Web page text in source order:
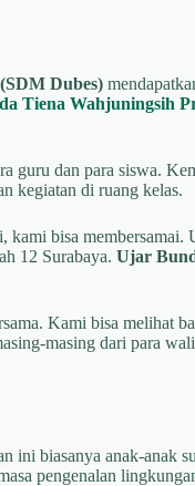
(SDM Dubes)
Tiena Wahjuningsih
guru dan para siswa.
kegiatan di ruang kelas.
kami bisa membersamai.
12 Surabaya. Ujar
Kami bisa melihat
masing dari para
ini biasanya anak-anak
pengenalan